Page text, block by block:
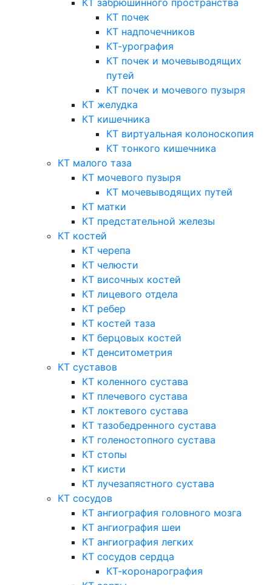
КТ забрюшинного пространства
КТ почек
КТ надпочечников
КТ-урография
КТ почек и мочевыводящих
путей
КТ почек и мочевого пузыря
КТ желудка
КТ кишечника
КТ виртуальная колоноскопия
КТ тонкого кишечника
КТ малого таза
КТ мочевого пузыря
КТ мочевыводящих путей
КТ матки
КТ предстательной железы
КТ костей
КТ черепа
КТ челюсти
КТ височных костей
КТ лицевого отдела
КТ ребер
КТ костей таза
КТ берцовых костей
КТ денситометрия
КТ суставов
КТ коленного сустава
КТ плечевого сустава
КТ локтевого сустава
КТ тазобедренного сустава
КТ голеностопного сустава
КТ стопы
КТ кисти
КТ лучезапястного сустава
КТ сосудов
КТ ангиография головного мозга
КТ ангиография шеи
КТ ангиография легких
КТ сосудов сердца
КТ-коронарография